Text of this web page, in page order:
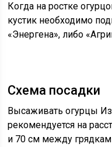
Когда на ростке
кустик необходимо
«Энергена», либо
Схема посадки
Высаживать огурцы
рекомендуется на
и 70 см между